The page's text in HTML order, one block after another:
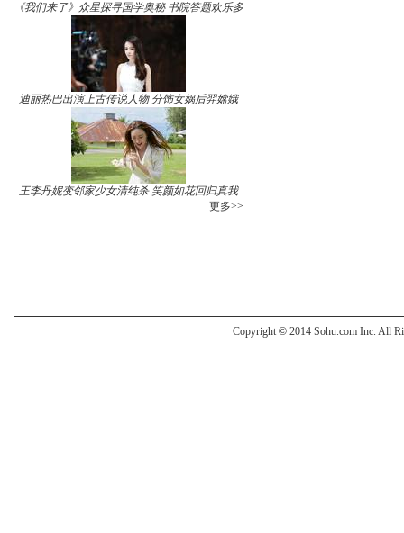
《我们来了》众星探寻国学奥秘 书院答题欢乐多
迪丽热巴出演上古传说人物 分饰女娲后羿嫦娥
王李丹妮变邻家少女清纯杀 笑颜如花回归真我
更多>>
Copyright © 2014 Sohu.com Inc. All